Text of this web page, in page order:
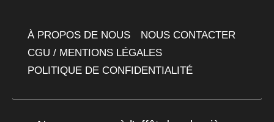
À PROPOS DE NOUS
NOUS CONTACTER
CGU / MENTIONS LÉGALES
POLITIQUE DE CONFIDENTIALITÉ